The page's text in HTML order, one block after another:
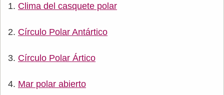
Clima del casquete polar
Círculo Polar Antártico
Círculo Polar Ártico
Mar polar abierto